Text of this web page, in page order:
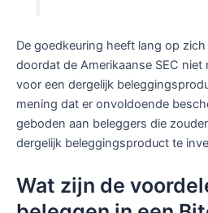
De goedkeuring heeft lang op
doordat de Amerikaanse SEC
voor een dergelijk
mening dat er onvoldoende
geboden aan beleggers die
dergelijk beleggingsproduct te
Wat zijn de